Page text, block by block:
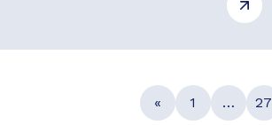
« 1 … 27